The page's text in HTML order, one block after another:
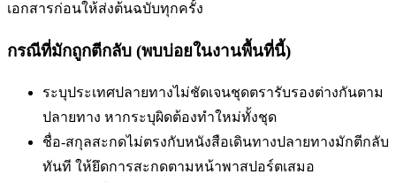
เอกสารก่อนให้ส่งต้นฉบับทุกครั้ง
กรณีที่มักถูกตีกลับ (พบบ่อยในงานพื้นที่นี้)
ระบุประเทศปลายทางไม่ชัดเจนชุดตรารับรองต่างกันตาม
ปลายทาง หากระบุผิดต้องทำใหม่ทั้งชุด
ชื่อ-สกุลสะกดไม่ตรงกับหนังสือเดินทางปลายทางมักตีกลับ
ทันที ให้ยึดการสะกดตามหน้าพาสปอร์ตเสมอ